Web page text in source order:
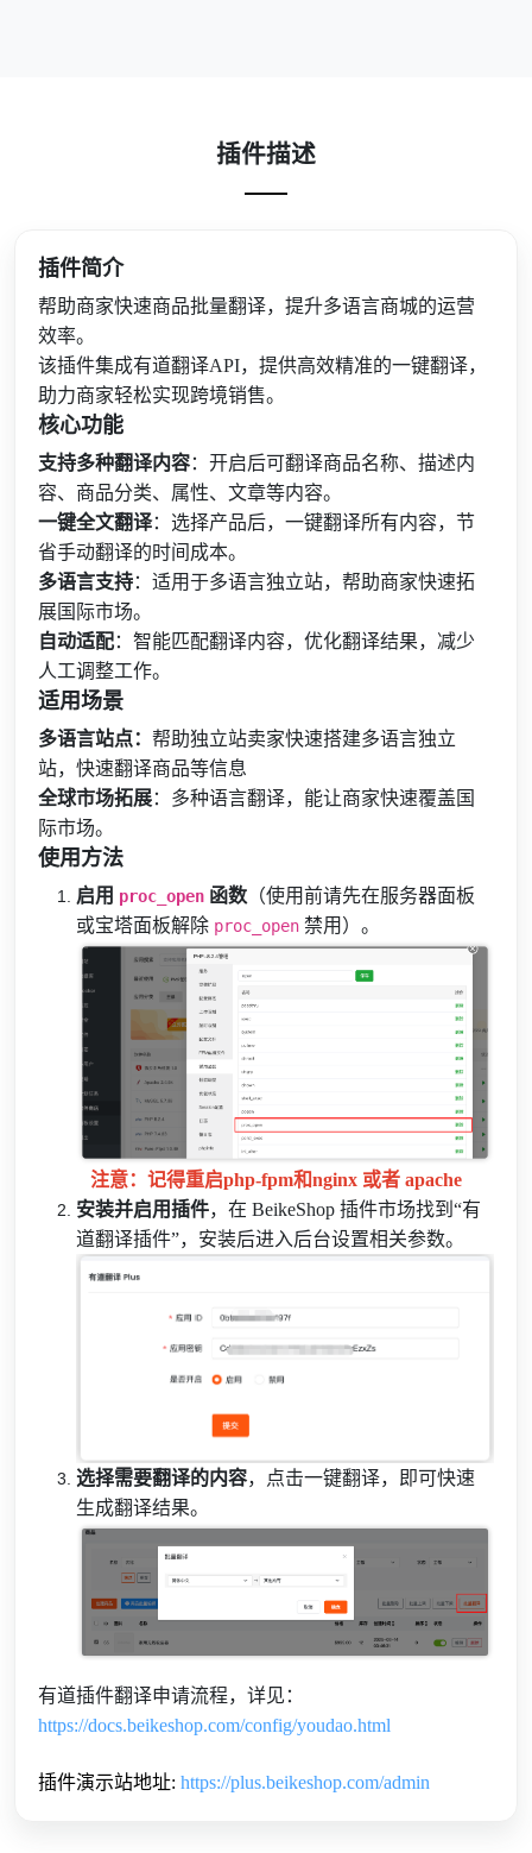
插件描述
插件简介
帮助商家快速商品批量翻译，提升多语言商城的运营
效率。
该插件集成有道翻译API，提供高效精准的一键翻译，
助力商家轻松实现跨境销售。
核心功能
支持多种翻译内容：开启后可翻译商品名称、描述内
容、商品分类、属性、文章等内容。
一键全文翻译：选择产品后，一键翻译所有内容，节
省手动翻译的时间成本。
多语言支持：适用于多语言独立站，帮助商家快速拓
展国际市场。
自动适配：智能匹配翻译内容，优化翻译结果，减少
人工调整工作。
适用场景
多语言站点：帮助独立站卖家快速搭建多语言独立
站，快速翻译商品等信息
全球市场拓展：多种语言翻译，能让商家快速覆盖国
际市场。
使用方法
启用 proc_open 函数 （使用前请先在服务器面板
或宝塔面板解除 proc_open 禁用）。
注意：记得重启php-fpm和nginx 或者 apache
安装并启用插件，在 BeikeShop 插件市场找到“有
道翻译插件”，安装后进入后台设置相关参数。
选择需要翻译的内容，点击一键翻译，即可快速
生成翻译结果。
有道插件翻译申请流程，详见：
https://docs.beikeshop.com/config/youdao.html
插件演示站地址:https://plus.beikeshop.com/admin